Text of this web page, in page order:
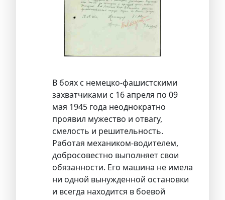
В боях с немецко-фашистскими
захватчиками с 16 апреля по 09
мая 1945 года неоднократно
проявил мужество и отвагу,
смелость и решительность.
Работая механиком-водителем,
добросовестно выполняет свои
обязанности. Его машина не имела
ни одной вынужденной остановки
и всегда находится в боевой